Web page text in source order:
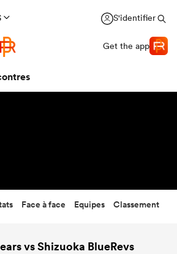
S'identifier
Get the app
Face à face Equipes Classement
vs Shizuoka BlueRevs